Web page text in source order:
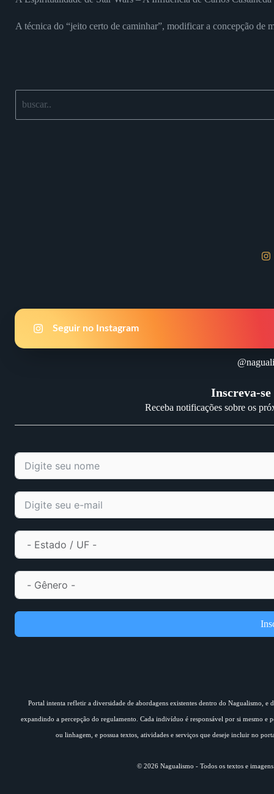
A técnica do “jeito certo de caminhar”, modificar a concepção de
Buscar
Seguir no Instagram
Inscreva-
Receba notificações sobre os
Portal intenta refletir a diversidade de abordagens existentes dentro do Nagualismo, e
expandindo a percepção do regulamento. Cada indivíduo é responsável por si mesmo
ou linhagem, e possua textos, atividades e serviços que deseje incluir no
© 2026 Nagualismo - Todos os textos e